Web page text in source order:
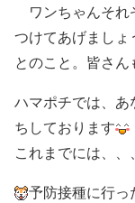
ワンちゃんそれ
つけてあげましょ
とのこと。皆さん
ハマポチでは、
ちしております
これまでには、、、
予防接種に行っ